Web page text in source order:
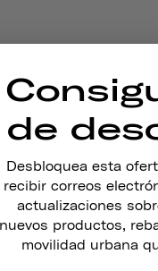
Austria,
de
Desbloquea esta
recibir correos
actualizaciones
nuevos productos,
movilidad urbana